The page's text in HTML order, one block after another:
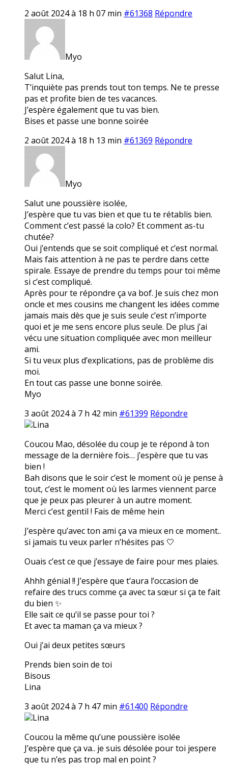
2 août 2024 à 18 h 07 min #61368 Répondre
Myo
Salut Lina,
T’inquiète pas prends tout ton temps. Ne te presse
pas et profite bien de tes vacances.
J’espère également que tu vas bien.
Bises et passe une bonne soirée
2 août 2024 à 18 h 13 min #61369 Répondre
Myo
Salut une poussière isolée,
J’espère que tu vas bien et que tu te rétablis bien.
Comment c’est passé la colo? Et comment as-tu
chutée?
Oui j’entends que se soit compliqué et c’est normal.
Mais fais attention à ne pas te perdre dans cette
spirale. Essaye de prendre du temps pour toi même
si c’est compliqué.
Après pour te répondre ça va bof. Je suis chez mon
oncle et mes cousins me changent les idées comme
jamais mais dès que je suis seule c’est n’importe
quoi et je me sens encore plus seule. De plus j’ai
vécu une situation compliquée avec mon meilleur
ami.
Si tu veux plus d’explications, pas de problème dis
moi.
En tout cas passe une bonne soirée.
Myo
3 août 2024 à 7 h 42 min #61399 Répondre
Lina
Coucou Mao, désolée du coup je te répond à ton
message de la dernière fois… j’espère que tu vas
bien !
Bah disons que le soir c’est le moment où je pense à
tout, c’est le moment où les larmes viennent parce
que je peux pas pleurer à un autre moment.
Merci c’est gentil ! Fais de même hein
J’espère qu’avec ton ami ça va mieux en ce moment..
si jamais tu veux parler n’hésites pas 🤍
Ouais c’est ce que j’essaye de faire pour mes plaies.
Ahhh génial !! J’espère que t’aura l’occasion de
refaire des trucs comme ça avec ta sœur si ça te fait
du bien ✨
Elle sait ce qu’il se passe pour toi ?
Et avec ta maman ça va mieux ?
Oui j’ai deux petites sœurs
Prends bien soin de toi
Bisous
Lina
3 août 2024 à 7 h 47 min #61400 Répondre
Lina
Coucou la même qu’une poussière isolée
J’espère que ça va.. je suis désolée pour toi jespere
que tu n’es pas trop mal en point ?